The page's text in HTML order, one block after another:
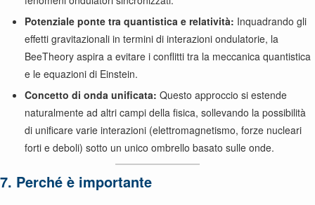
Potenziale ponte tra quantistica e relatività: Inquadrando gli
effetti gravitazionali in termini di interazioni ondulatorie, la
BeeTheory aspira a evitare i conflitti tra la meccanica quantistica
e le equazioni di Einstein.
Concetto di onda unificata: Questo approccio si estende
naturalmente ad altri campi della fisica, sollevando la possibilità
di unificare varie interazioni (elettromagnetismo, forze nucleari
forti e deboli) sotto un unico ombrello basato sulle onde.
7. Perché è importante